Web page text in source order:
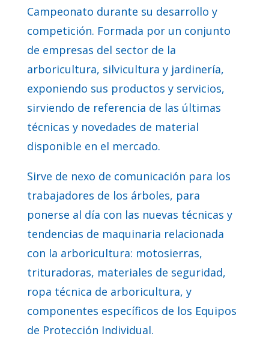
Campeonato durante su desarrollo y
competición. Formada por un conjunto
de empresas del sector de la
arboricultura, silvicultura y jardinería,
exponiendo sus productos y servicios,
sirviendo de referencia de las últimas
técnicas y novedades de material
disponible en el mercado.
Sirve de nexo de comunicación para los
trabajadores de los árboles, para
ponerse al día con las nuevas técnicas y
tendencias de maquinaria relacionada
con la arboricultura: motosierras,
trituradoras, materiales de seguridad,
ropa técnica de arboricultura, y
componentes específicos de los Equipos
de Protección Individual.